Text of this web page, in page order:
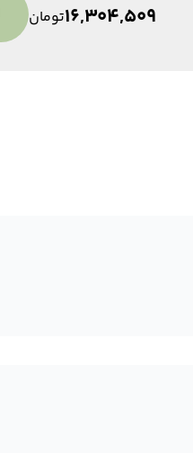
16,304,509تومان